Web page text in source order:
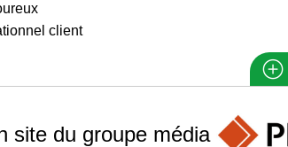
client
site du groupe média